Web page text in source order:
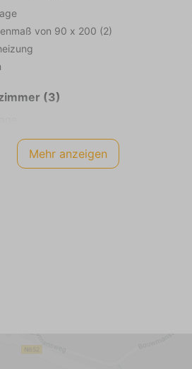
von 90 x 200 (2)
(3)
von 90 x 200 (2)
Mehr anzeigen